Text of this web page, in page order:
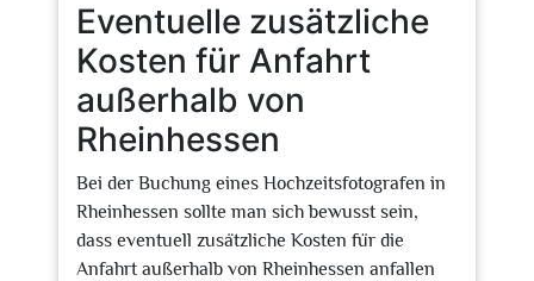
Eventuelle zusätzliche
Kosten für Anfahrt
außerhalb von
Rheinhessen
Bei der Buchung eines Hochzeitsfotografen in
Rheinhessen sollte man sich bewusst sein,
dass eventuell zusätzliche Kosten für die
Anfahrt außerhalb von Rheinhessen anfallen